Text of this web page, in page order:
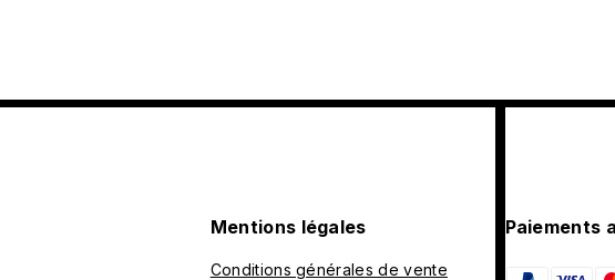
Mentions légales
Conditions générales de vente
Paiements